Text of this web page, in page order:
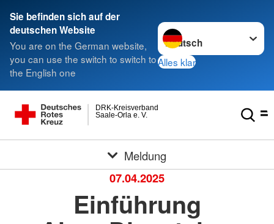
Sie befinden sich auf der
deutschen Website
You are on the German website,
you can use the switch to switch to
the English one
Sprache wechseln zu
Alles klar
Saale-Orla e. V.
DRK-Kreisverband
Meldung
07.04.2025
Einführung